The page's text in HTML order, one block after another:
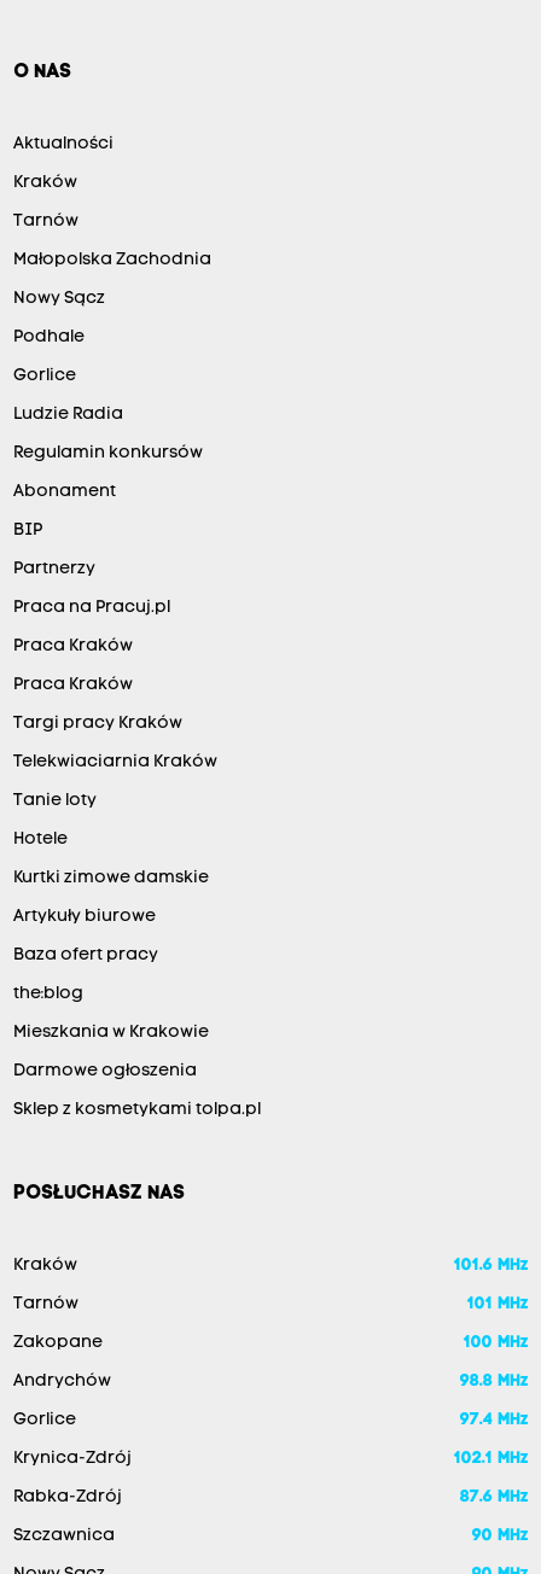
O NAS
Aktualności
Kraków
Tarnów
Małopolska Zachodnia
Nowy Sącz
Podhale
Gorlice
Ludzie Radia
Regulamin konkursów
Abonament
BIP
Partnerzy
Praca na Pracuj.pl
Praca Kraków
Praca Kraków
Targi pracy Kraków
Telekwiaciarnia Kraków
Tanie loty
Hotele
Kurtki zimowe damskie
Artykuły biurowe
Baza ofert pracy
the:blog
Mieszkania w Krakowie
Darmowe ogłoszenia
Sklep z kosmetykami tolpa.pl
POSŁUCHASZ NAS
Kraków 101.6 MHz
Tarnów 101 MHz
Zakopane 100 MHz
Andrychów 98.8 MHz
Gorlice 97.4 MHz
Krynica-Zdrój 102.1 MHz
Rabka-Zdrój 87.6 MHz
Szczawnica 90 MHz